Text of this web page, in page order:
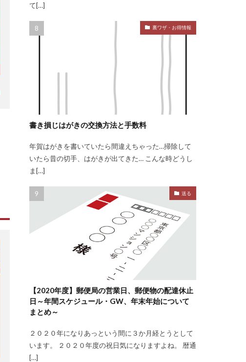
て[…]
裏ワザ・お得情報
書き損じはがきの交換方法と手数料
年賀はがきを書いていたら間違えちゃった…掃除して
いたら昔の切手、はがきが出てきた… こんな時どうし
ま[…]
送る
【2020年度】郵便局の営業日、郵便物の配達休止
日～年間スケジュール・GW、年末年始について
まとめ～
２０２０年になりあっという間に３か月経とうとして
います。 ２０２０年度の祝日気になりますよね。 暦通
[…]